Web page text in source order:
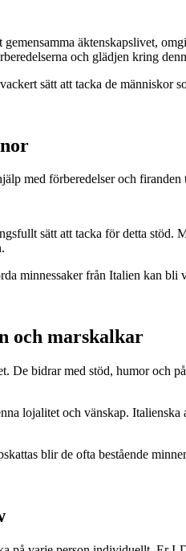
äktenskapslivet,
och glädjen kring
sätt att tacka de människor
med förberedelser och
sätt att tacka för detta
minnessaker från Italien kan
och marskalkar
De bidrar med stöd, humor och
lojalitet och vänskap.
blir de ofta bestående